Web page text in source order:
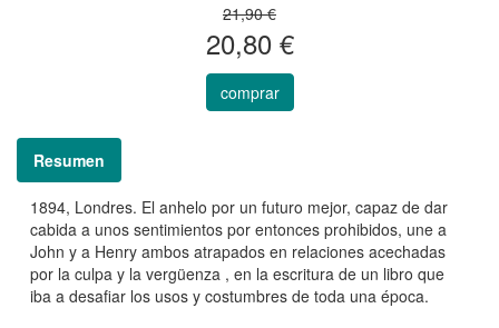
21,90 €
20,80 €
comprar
Resumen
1894, Londres. El anhelo por un futuro mejor, capaz de dar
cabida a unos sentimientos por entonces prohibidos, une a
John y a Henry ambos atrapados en relaciones acechadas
por la culpa y la vergüenza , en la escritura de un libro que
iba a desafiar los usos y costumbres de toda una época.